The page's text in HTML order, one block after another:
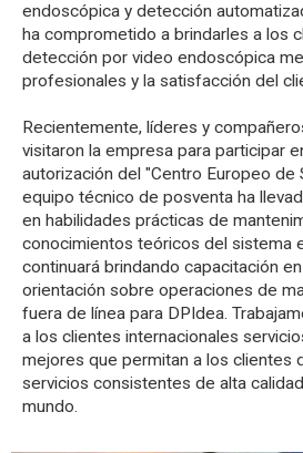
endoscópica y detección
ha comprometido a brindarles a los
detección por video endoscópica
profesionales y la satisfacción del
Recientemente, líderes y
visitaron la empresa para participar
autorización del "Centro Europeo de
equipo técnico de posventa ha
en habilidades prácticas de
conocimientos teóricos del sistema
continuará brindando capacitación
orientación sobre operaciones de
fuera de línea para DPIdea.
a los clientes internacionales
mejores que permitan a los clientes
servicios consistentes de alta
mundo.